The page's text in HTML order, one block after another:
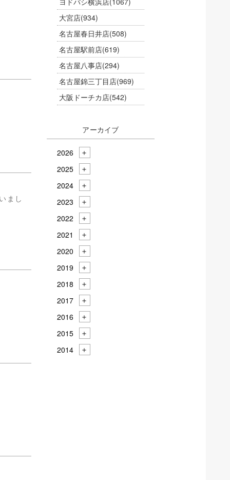
まし
大宮店(934)
名古屋春日井店(508)
名古屋駅前店(619)
名古屋八事店(294)
名古屋錦三丁目店(969)
大阪ドーチカ店(542)
アーカイブ
2026
2025
2024
2023
2022
2021
2020
2019
2018
2017
2016
2015
2014